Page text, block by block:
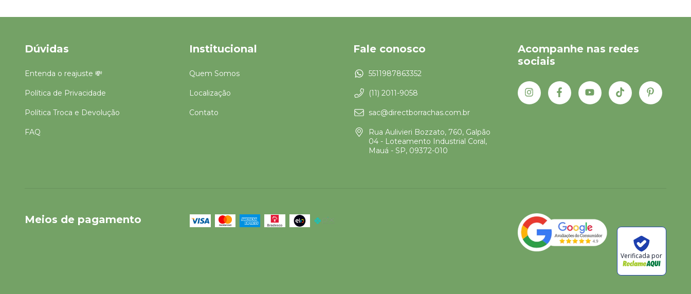
Dúvidas
Entenda o reajuste 💸
Política de Privacidade
Política Troca e Devolução
FAQ
Institucional
Quem Somos
Localização
Contato
Fale conosco
5511987863352
(11) 2011-9058
sac@directborrachas.com.br
Rua Aulivieri Bozzato, 760, Galpão
04 - Loteamento Industrial Coral,
Mauá - SP, 09372-010
Acompanhe nas redes
sociais
Meios de pagamento
Verificada por